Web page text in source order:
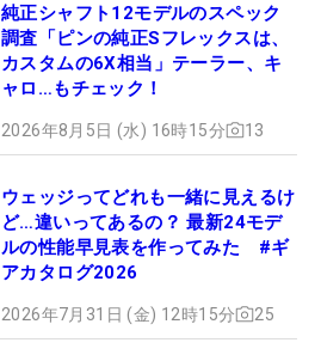
純正シャフト12モデルのスペック
調査「ピンの純正Sフレックスは、
カスタムの6X相当」テーラー、キ
ャロ…もチェック！
2026年8月5日 (水) 16時15分 13
ウェッジってどれも一緒に見えるけ
ど…違いってあるの？ 最新24モデ
ルの性能早見表を作ってみた #ギ
アカタログ2026
2026年7月31日 (金) 12時15分 25